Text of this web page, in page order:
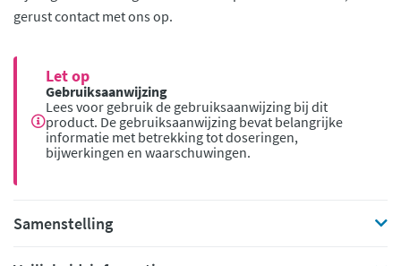
gerust contact met ons op.
Let op
Gebruiksaanwijzing
Lees voor gebruik de gebruiksaanwijzing bij dit
product. De gebruiksaanwijzing bevat belangrijke
informatie met betrekking tot doseringen,
bijwerkingen en waarschuwingen.
Samenstelling